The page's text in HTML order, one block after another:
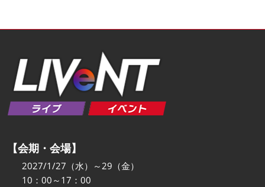
【会期・会場】
2027/1/27（水）～29（金）
10：00～17：00